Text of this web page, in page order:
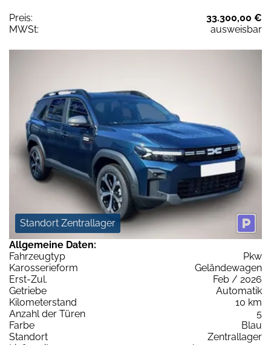
Preis:
33.300,00 €
MWSt:
ausweisbar
Standort Zentrallager
Allgemeine Daten:
Fahrzeugtyp
Pkw
Karosserieform
Geländewagen
Erst-Zul.
Feb / 2026
Getriebe
Automatik
Kilometerstand
10 km
Anzahl der Türen
5
Farbe
Blau
Standort
Zentrallager